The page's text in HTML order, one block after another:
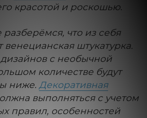
красотой и роскошью.
разберёмся, что из себя
венецианская штукатурка.
с необычной
количестве будут
ниже. Декоративная
выполняться с учетом
правил, особенностей